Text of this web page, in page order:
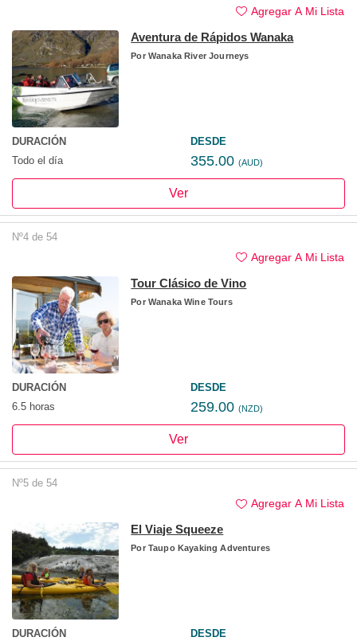
Agregar A Mi Lista
Aventura de Rápidos Wanaka
PorWanaka River Journeys
DURACIÓN
Todo el día
DESDE
355.00 (AUD)
Ver
Nº4 de 54
Agregar A Mi Lista
Tour Clásico de Vino
PorWanaka Wine Tours
DURACIÓN
6.5 horas
DESDE
259.00 (NZD)
Ver
Nº5 de 54
Agregar A Mi Lista
El Viaje Squeeze
PorTaupo Kayaking Adventures
DURACIÓN
DESDE